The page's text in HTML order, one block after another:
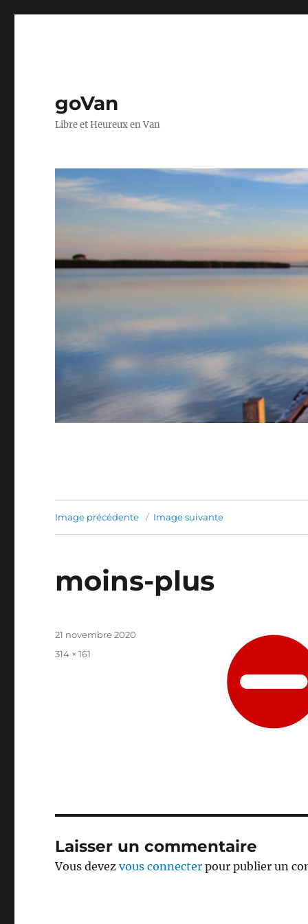
goVan
Libre et Heureux en Van
Image précédente Image suivante
moins-plus
Publié
21 novembre 2020
Taille
314 × 161
Laisser un commentaire
Vous devezvous connecter pour publier un